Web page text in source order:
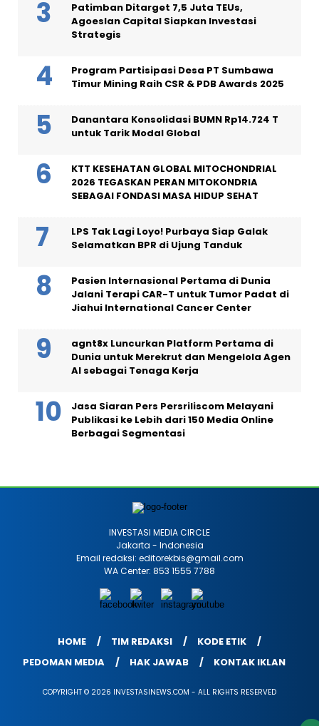
Patimban Ditarget 7,5 Juta TEUs,
Agoeslan Capital Siapkan Investasi
Strategis
Program Partisipasi Desa PT Sumbawa
Timur Mining Raih CSR & PDB Awards 2025
Danantara Konsolidasi BUMN Rp14.724 T
untuk Tarik Modal Global
KTT KESEHATAN GLOBAL MITOCHONDRIAL
2026 TEGASKAN PERAN MITOKONDRIA
SEBAGAI FONDASI MASA HIDUP SEHAT
LPS Tak Lagi Loyo! Purbaya Siap Galak
Selamatkan BPR di Ujung Tanduk
Pasien Internasional Pertama di Dunia
Jalani Terapi CAR-T untuk Tumor Padat di
Jiahui International Cancer Center
agnt8x Luncurkan Platform Pertama di
Dunia untuk Merekrut dan Mengelola Agen
AI sebagai Tenaga Kerja
Jasa Siaran Pers Persriliscom Melayani
Publikasi ke Lebih dari 150 Media Online
Berbagai Segmentasi
INVESTASI MEDIA CIRCLE
Jakarta - Indonesia
Email redaksi: editorekbis@gmail.com
WA Center: 853 1555 7788
HOME TIM REDAKSI
KODE ETIK
PEDOMAN MEDIA
HAK JAWAB KONTAK IKLAN
COPYRIGHT © 2026 INVESTASINEWS.COM - ALL RIGHTS RESERVED